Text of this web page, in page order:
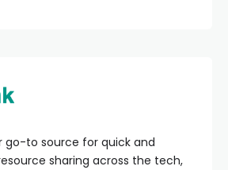
go-to source for quick and
sharing across the tech,